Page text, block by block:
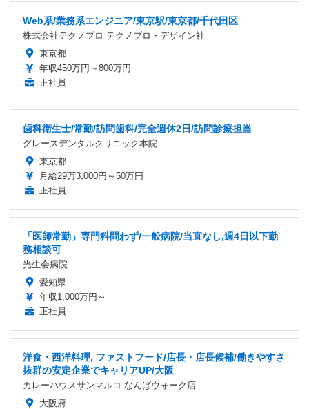
Web系/業務系エンジニア/東京駅/東京都/千代田区
株式会社テクノプロ テクノプロ・デザイン社
東京都
年収450万円～800万円
正社員
歯科衛生士/常勤/訪問歯科/完全週休2日/訪問診療担当
グレースデンタルクリニック本院
東京都
月給29万3,000円～50万円
正社員
「医師常勤」専門科問わず/一般病院/当直なし,週4日以下勤
務相談可
光生会病院
愛知県
年収1,000万円～
正社員
洋食・西洋料理, ファストフード/店長・店長候補/働きやすさ
抜群の安定企業でキャリアUP/大阪
カレーハウスサンマルコ なんばウォーク店
大阪府